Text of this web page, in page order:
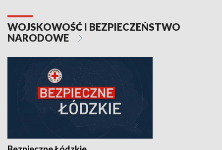
WOJSKOWOŚĆ I BEZPIECZEŃSTWO
NARODOWE